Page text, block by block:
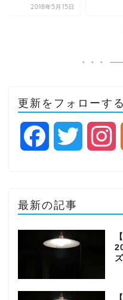
2018年5月15日
更新をフォローする
b
o e
a
最新の記事
ズ